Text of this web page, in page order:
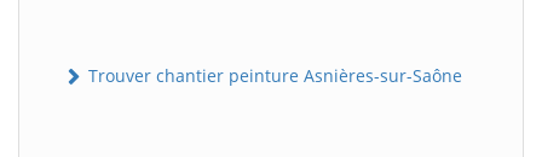
Trouver chantier peinture Asnières-sur-Saône